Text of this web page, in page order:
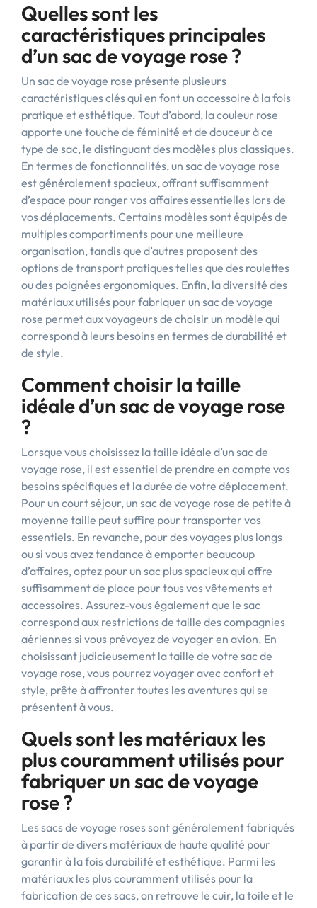
Quelles sont les
caractéristiques principales
d’un sac de voyage rose ?
Un sac de voyage rose présente plusieurs
caractéristiques clés qui en font un accessoire à la fois
pratique et esthétique. Tout d’abord, la couleur rose
apporte une touche de féminité et de douceur à ce
type de sac, le distinguant des modèles plus classiques.
En termes de fonctionnalités, un sac de voyage rose
est généralement spacieux, offrant suffisamment
d’espace pour ranger vos affaires essentielles lors de
vos déplacements. Certains modèles sont équipés de
multiples compartiments pour une meilleure
organisation, tandis que d’autres proposent des
options de transport pratiques telles que des roulettes
ou des poignées ergonomiques. Enfin, la diversité des
matériaux utilisés pour fabriquer un sac de voyage
rose permet aux voyageurs de choisir un modèle qui
correspond à leurs besoins en termes de durabilité et
de style.
Comment choisir la taille
idéale d’un sac de voyage rose
?
Lorsque vous choisissez la taille idéale d’un sac de
voyage rose, il est essentiel de prendre en compte vos
besoins spécifiques et la durée de votre déplacement.
Pour un court séjour, un sac de voyage rose de petite à
moyenne taille peut suffire pour transporter vos
essentiels. En revanche, pour des voyages plus longs
ou si vous avez tendance à emporter beaucoup
d’affaires, optez pour un sac plus spacieux qui offre
suffisamment de place pour tous vos vêtements et
accessoires. Assurez-vous également que le sac
correspond aux restrictions de taille des compagnies
aériennes si vous prévoyez de voyager en avion. En
choisissant judicieusement la taille de votre sac de
voyage rose, vous pourrez voyager avec confort et
style, prête à affronter toutes les aventures qui se
présentent à vous.
Quels sont les matériaux les
plus couramment utilisés pour
fabriquer un sac de voyage
rose ?
Les sacs de voyage roses sont généralement fabriqués
à partir de divers matériaux de haute qualité pour
garantir à la fois durabilité et esthétique. Parmi les
matériaux les plus couramment utilisés pour la
fabrication de ces sacs, on retrouve le cuir, la toile et le